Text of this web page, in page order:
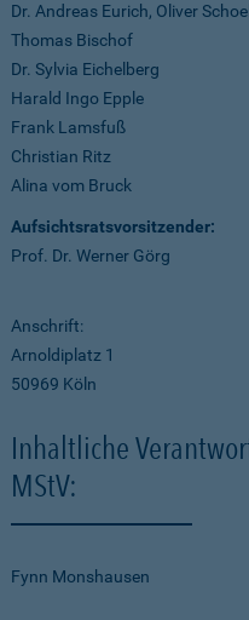
Dr. Andreas Eurich, Oliver
Thomas Bischof
Dr. Sylvia Eichelberg
Harald Ingo Epple
Frank Lamsfuß
Christian Ritz
Alina vom Bruck
Aufsichtsratsvorsitzender:
Prof. Dr. Werner Görg
Anschrift:
Arnoldiplatz 1
50969 Köln
Inhaltliche
MStV:
Fynn Monshausen